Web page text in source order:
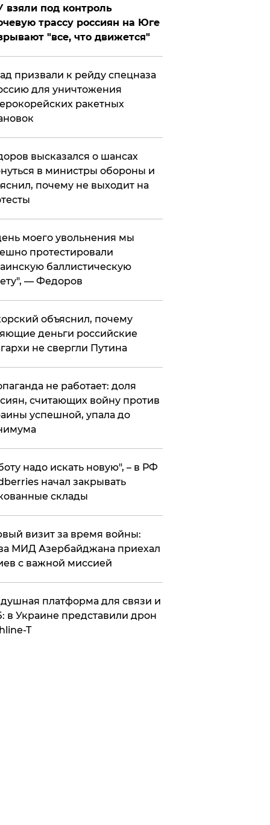
взяли под контроль
трассу россиян на Юге
"все, что движется"
призвали к рейду спецназа
для уничтожения
ракетных
высказался о шансах
в министры обороны и
почему не выходит на
моего увольнения мы
протестировали
баллистическую
— Федоров
объяснил, почему
деньги российские
не свергли Путина
не работает: доля
считающих войну против
успешной, упала до
надо искать новую", – в РФ
начал закрывать
склады
визит за время войны:
МИД Азербайджана приехал
с важной миссией
платформа для связи и
в Украине представили дрон
T